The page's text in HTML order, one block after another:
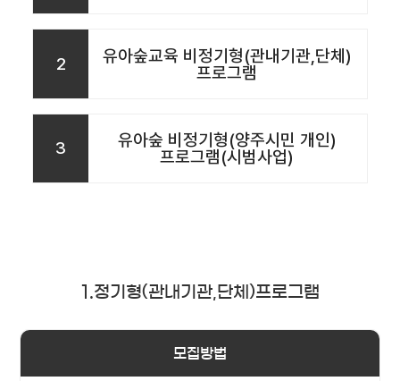
2
유아숲교육 비정기형(관내기관,단체)
프로그램
3
유아숲 비정기형(양주시민 개인)
프로그램(시범사업)
1.정기형(관내기관,단체)프로그램
모집방법